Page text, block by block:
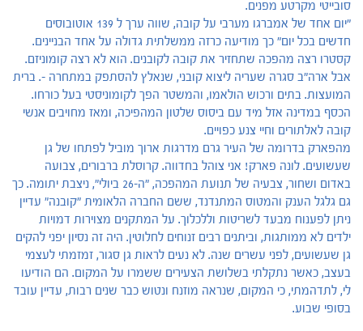
סובייטי מקרטע מפנים.
"יום אחד של אמברגו מערבי על קובה, שווה ערך ל 139 אוטובוסים
חדשים בכל יום" כך מודיעה כרזה ממשלתית גדולה על אחד הבניינים.
קסטרו רצה מהפכה שתחזיר את קובה לקובנים. הוא לא רצה קומוניזם.
אבל ארה"ב סגרה שעריה ליצוא קובני, שנאלץ להסתפק במתחרה -. ברית
המועצות. בתים ורכוש הולאמו, והמשטר הפך לקומוניסטי בעל כורחו.
הכסף במדינה אזל מיד עם ביסוס שלטון המהפיכה, ומאז מחויבים אנשי
קובה לאלתורים וחיי צנע כפויים.
מהפארק בדרומה של העיר גרם מדרגות ארוך מוביל לפתחו של גן
שעשועים. לונה פארק! אני צוהל בחדווה. קרוסלת ברבורים, צבועה
באדום ושחור, צבעיה של תנועת המהפכה, "ה-26 ביולי", ניצבת יתומה. כך
גם גלגל הענק והמטוס המתנדנד, ששם החברה הלאומית "קובנה" עדיין
ניתן לפענוח מבעד לשריטות וללכלוך. על המתקנים מצוירות דמויות
ילדים לא ממותגות, וביתנים רבים זנוחים לחלוטין. היה זה נסיון יפני להקים
גן שעשועים, לפני עשרים שנה. לא נעים לראות גן סגור, זמזמתי לעצמי
בעצב, כאשר נתקלתי בשלושת הצעירים ששמרו על המקום. הם הודיעו
לי, לתדהמתי, כי המקום, שנראה מוזנח ונטוש כבר שנים רבות, עדיין עובד
בסופי שבוע.